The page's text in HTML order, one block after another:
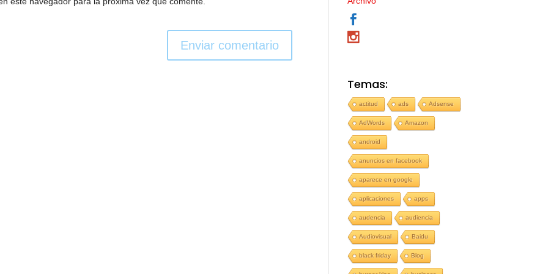
Enviar comentario
Temas:
actitud ads Adsense
AdWords Amazon
android
anuncios en facebook
aparece en google
aplicaciones apps
audencia audiencia
Audiovisual Baidu
black friday Blog